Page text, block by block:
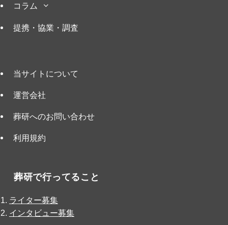
コラム
提携・協業・調査
当サイトについて
運営会社
葬研へのお問い合わせ
利用規約
葬研で行ってること
ライター募集
インタビュー募集